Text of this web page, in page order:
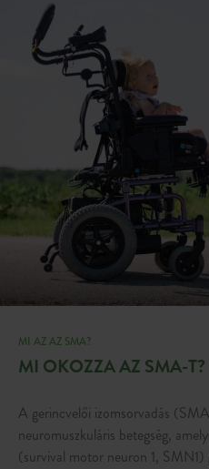
MI AZ AZ SMA?
MI OKOZZA AZ SMA-T?
A gerincvelői izomsorvadás
neuromuszkuláris betegség,
(survival motor neuron 1, SMN1)